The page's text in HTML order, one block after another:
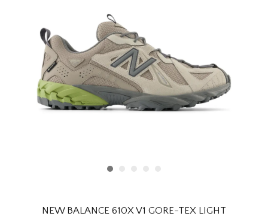
THE EDIT
NEW BALANCE 610X V1 GORE-TEX LIGHT